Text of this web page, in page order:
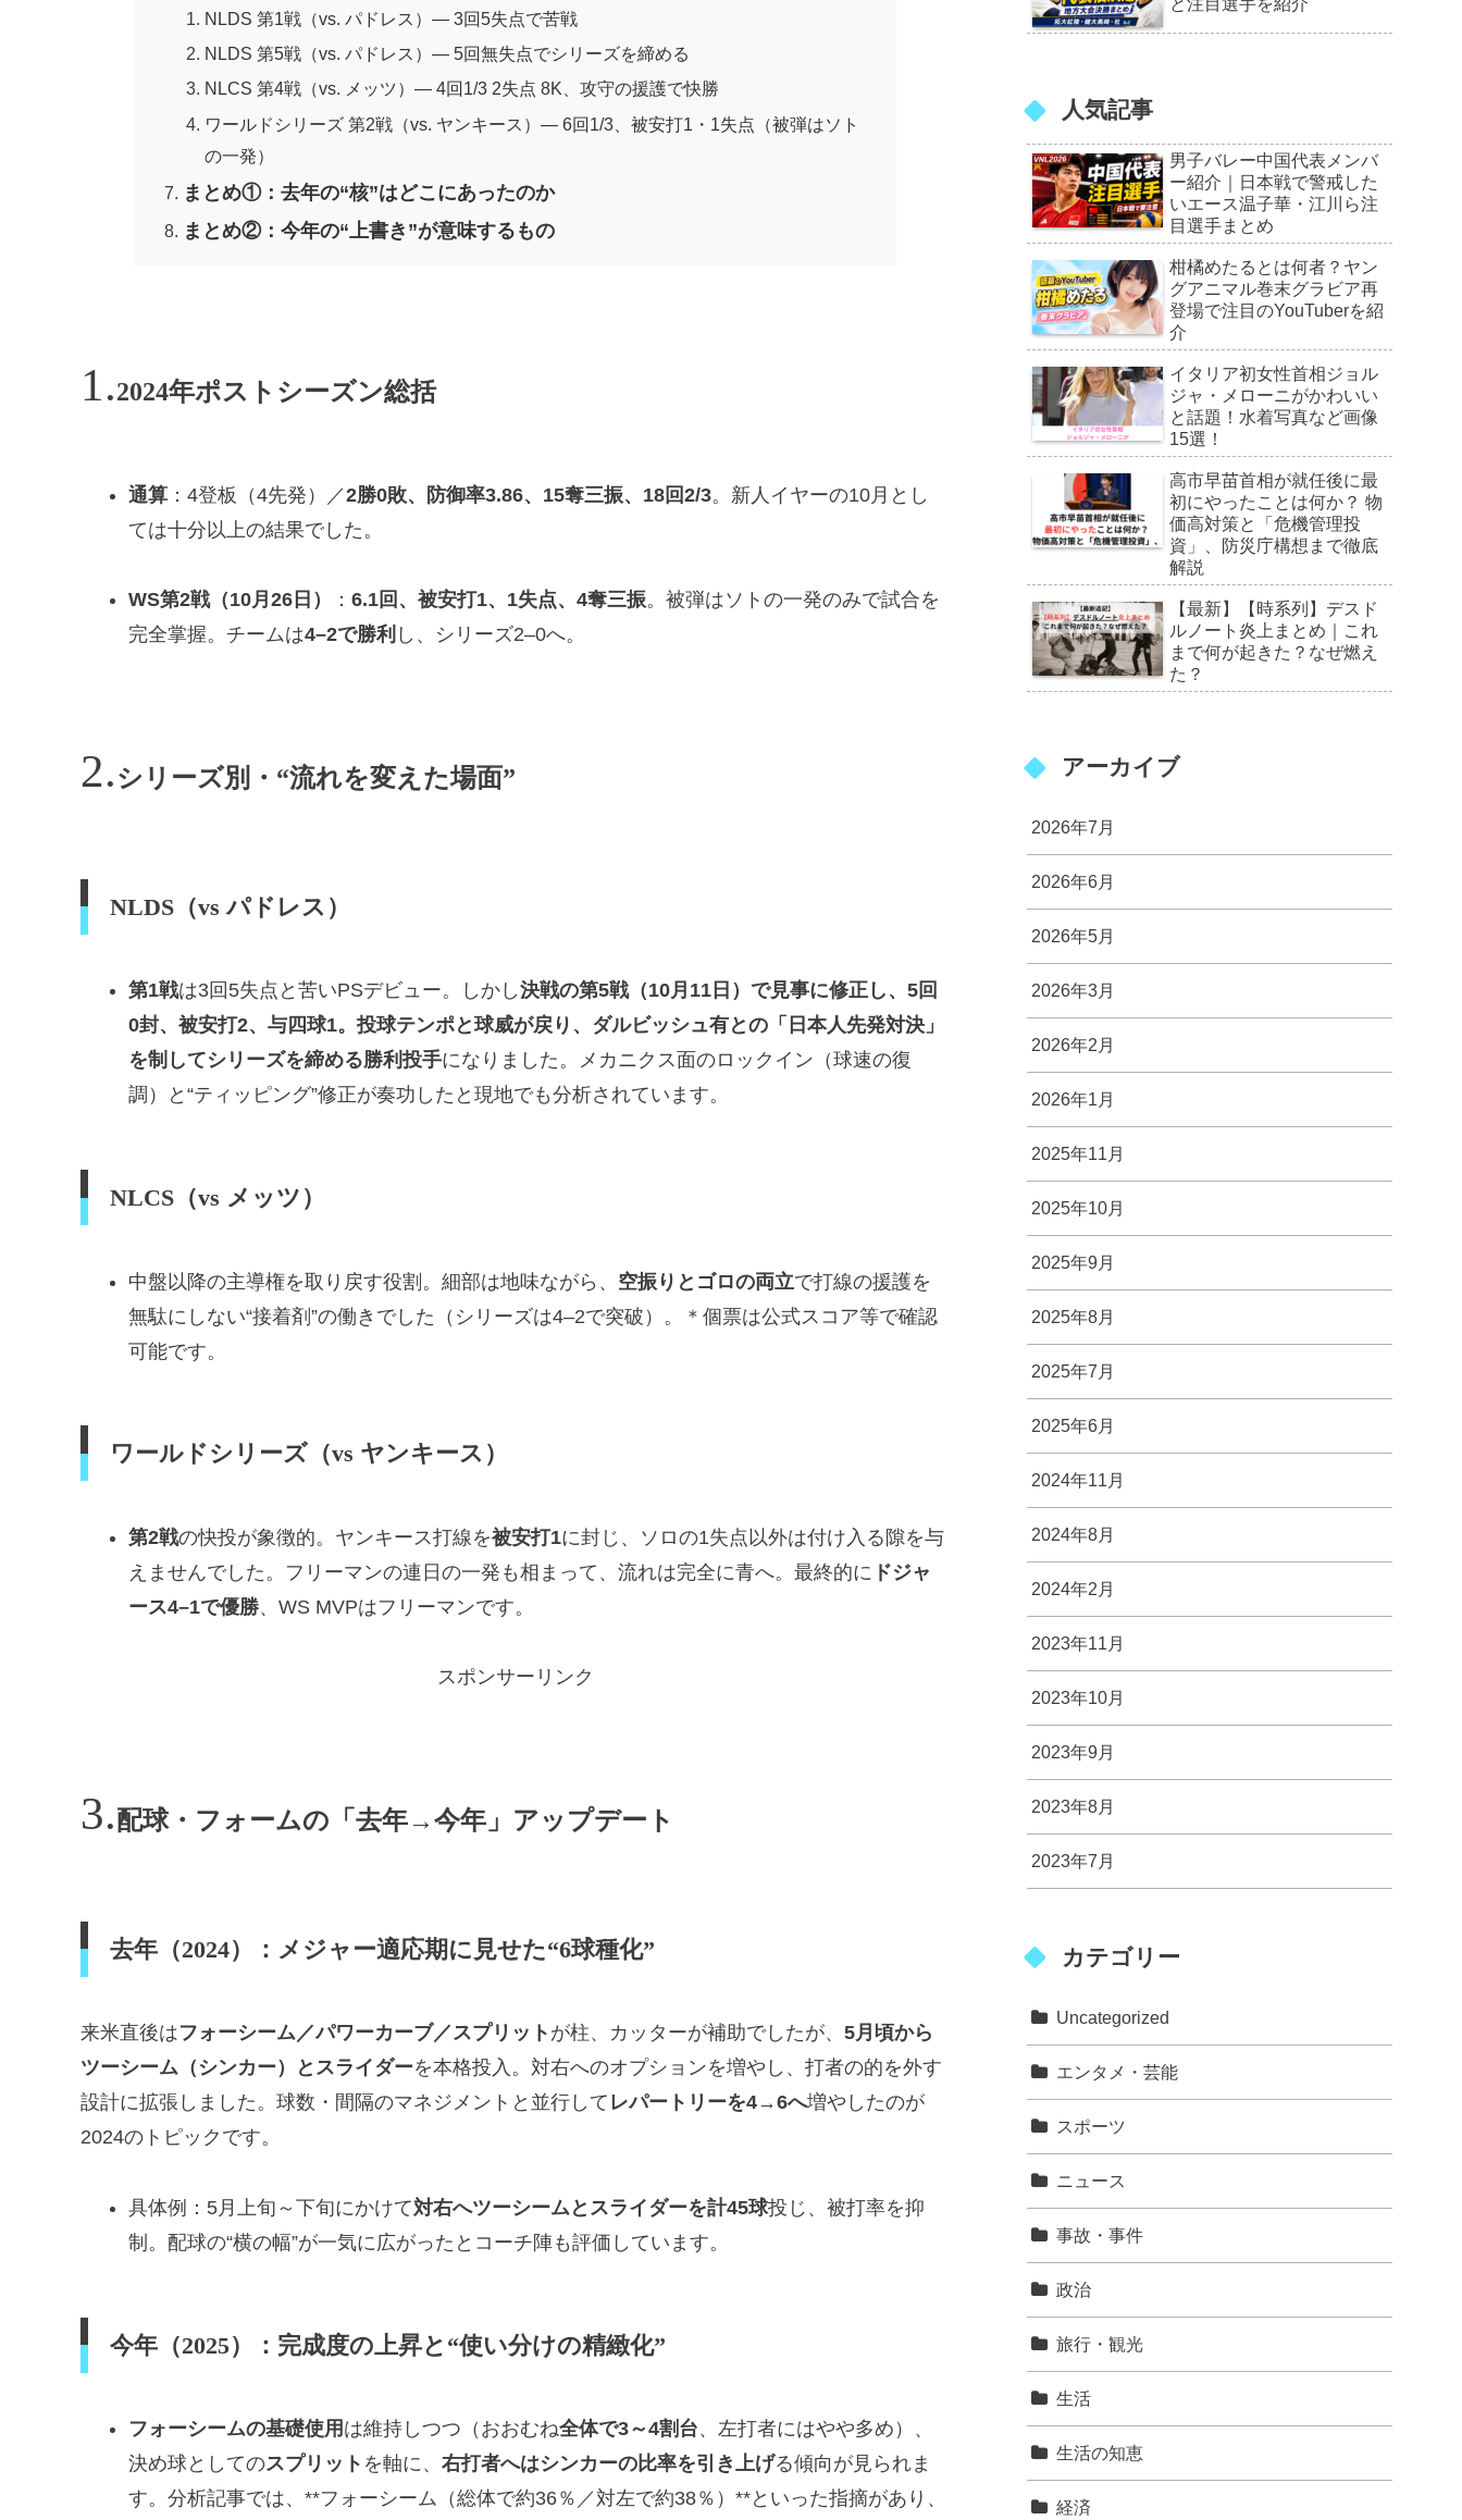
NLDS 第1戦（vs. パドレス）— 3回5失点で苦戦
NLDS 第5戦（vs. パドレス）— 5回無失点でシリーズを締める
NLCS 第4戦（vs. メッツ）— 4回1/3 2失点 8K、攻守の援護で快勝
ワールドシリーズ 第2戦（vs. ヤンキース）— 6回1/3、被安打1・1失点（被弾はソト
の一発）
まとめ①：去年の“核”はどこにあったのか
まとめ②：今年の“上書き”が意味するもの
2024年ポストシーズン総括
通算：4登板（4先発）／2勝0敗、防御率3.86、15奪三振、18回2/3。新人イヤーの10月とし
ては十分以上の結果でした。
WS第2戦（10月26日） ： 6.1回、被安打1、1失点、4奪三振。被弾はソトの一発のみで試合を
完全掌握。チームは4–2で勝利 し、シリーズ2–0へ。
シリーズ別・“流れを変えた場面”
NLDS（vs パドレス）
第1戦は3回5失点と苦いPSデビュー。しかし決戦の第5戦（10月11日）で見事に修正し、5回
0封、被安打2、与四球1。投球テンポと球威が戻り、ダルビッシュ有との「日本人先発対決」
を制してシリーズを締める勝利投手になりました。メカニクス面のロックイン（球速の復
調）と“ティッピング”修正が奏功したと現地でも分析されています。
NLCS（vs メッツ）
中盤以降の主導権を取り戻す役割。細部は地味ながら、 空振りとゴロの両立で打線の援護を
無駄にしない“接着剤”の働きでした（シリーズは4–2で突破）。＊個票は公式スコア等で確認
可能です。
ワールドシリーズ（vs ヤンキース）
第2戦の快投が象徴的。ヤンキース打線を被安打1に封じ、ソロの1失点以外は付け入る隙を与
えませんでした。フリーマンの連日の一発も相まって、流れは完全に青へ。最終的に ドジャ
ース4–1で優勝、WS MVPはフリーマンです。
スポンサーリンク
配球・フォームの「去年→今年」アップデート
去年（2024）：メジャー適応期に見せた“6球種化”
来米直後はフォーシーム／パワーカーブ／スプリット が柱、カッターが補助でしたが、 5月頃から
ツーシーム（シンカー）とスライダーを本格投入。対右へのオプションを増やし、打者の的を外す
設計に拡張しました。球数・間隔のマネジメントと並行して レパートリーを4→6へ増やしたのが
2024のトピックです。
具体例：5月上旬～下旬にかけて対右へツーシームとスライダーを計45球投じ、被打率を抑
制。配球の“横の幅”が一気に広がったとコーチ陣も評価しています。
今年（2025）：完成度の上昇と“使い分けの精緻化”
フォーシームの基礎使用 は維持しつつ（おおむね全体で3～4割台、左打者にはやや多め）、
決め球としてのスプリット を軸に、 右打者へはシンカーの比率を引き上げる傾向が見られま
す。分析記事では、**フォーシーム（総体で約36％／対左で約38％）**といった指摘があり、
と注目選手を紹介
人気記事
男子バレー中国代表メンバ
ー紹介｜日本戦で警戒した
いエース温子華・江川ら注
目選手まとめ
柑橘めたるとは何者？ヤン
グアニマル巻末グラビア再
登場で注目のYouTuberを紹
介
イタリア初女性首相ジョル
ジャ・メローニがかわいい
と話題！水着写真など画像
15選！
高市早苗首相が就任後に最
初にやったことは何か？ 物
価高対策と「危機管理投
資」、防災庁構想まで徹底
解説
【最新】【時系列】デスド
ルノート炎上まとめ｜これ
まで何が起きた？なぜ燃え
た？
アーカイブ
2026年7月
2026年6月
2026年5月
2026年3月
2026年2月
2026年1月
2025年11月
2025年10月
2025年9月
2025年8月
2025年7月
2025年6月
2024年11月
2024年8月
2024年2月
2023年11月
2023年10月
2023年9月
2023年8月
2023年7月
カテゴリー
Uncategorized
エンタメ・芸能
スポーツ
ニュース
事故・事件
政治
旅行・観光
生活
生活の知恵
経済